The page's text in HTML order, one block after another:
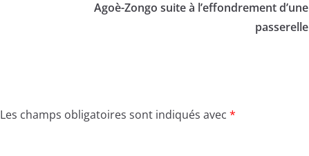
Agoè-Zongo suite à l’effondrement d’une
passerelle
Les champs obligatoires sont indiqués avec *